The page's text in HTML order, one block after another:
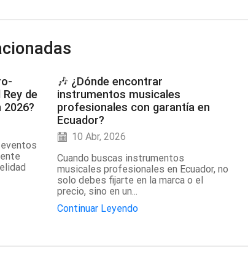
de
🎶 ¿Dónde encontrar
instrumentos musicales
profesionales con garantía en
Ecuador?
10 Abr, 2026
Cuando buscas instrumentos
musicales profesionales en Ecuador, no
solo debes fijarte en la marca o el
precio, sino en un...
Continuar Leyendo